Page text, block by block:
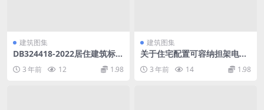
建筑图集
DB324418-2022居住建筑标准
版.pdf
3 年前 12 1.98
建筑图集
关于住宅配置可容纳担架电梯
3 年前 14 1.98